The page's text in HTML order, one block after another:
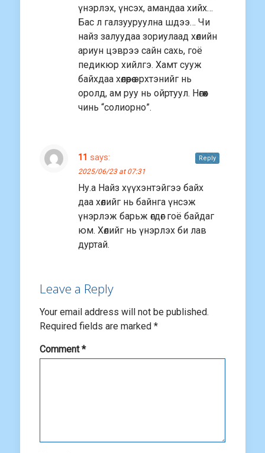
үнэрлэх, үнсэх, амандаа хийх…
Бас л галзууруулна шдээ… Чи
найз залуудаа зориулаад хөлийн
ариун цэврээ сайн сахь, гоё
педикюр хийлгэ. Хамт сууж
байхдаа хөлөөрөө эрхтэнийг нь
оролд, ам руу нь ойртуул. Нөгөөх
чинь “солиорно”.
11 says:
2025/06/23 at 07:31
Ну.а Найз хүүхэнтэйгээ байх
даа хөлийг нь байнга үнсэж
үнэрлэж барьж өгдөг гоё байдаг
юм. Хөлийг нь үнэрлэх би лав
дуртай.
Reply
Leave a Reply
Your email address will not be published.
Required fields are marked *
Comment*